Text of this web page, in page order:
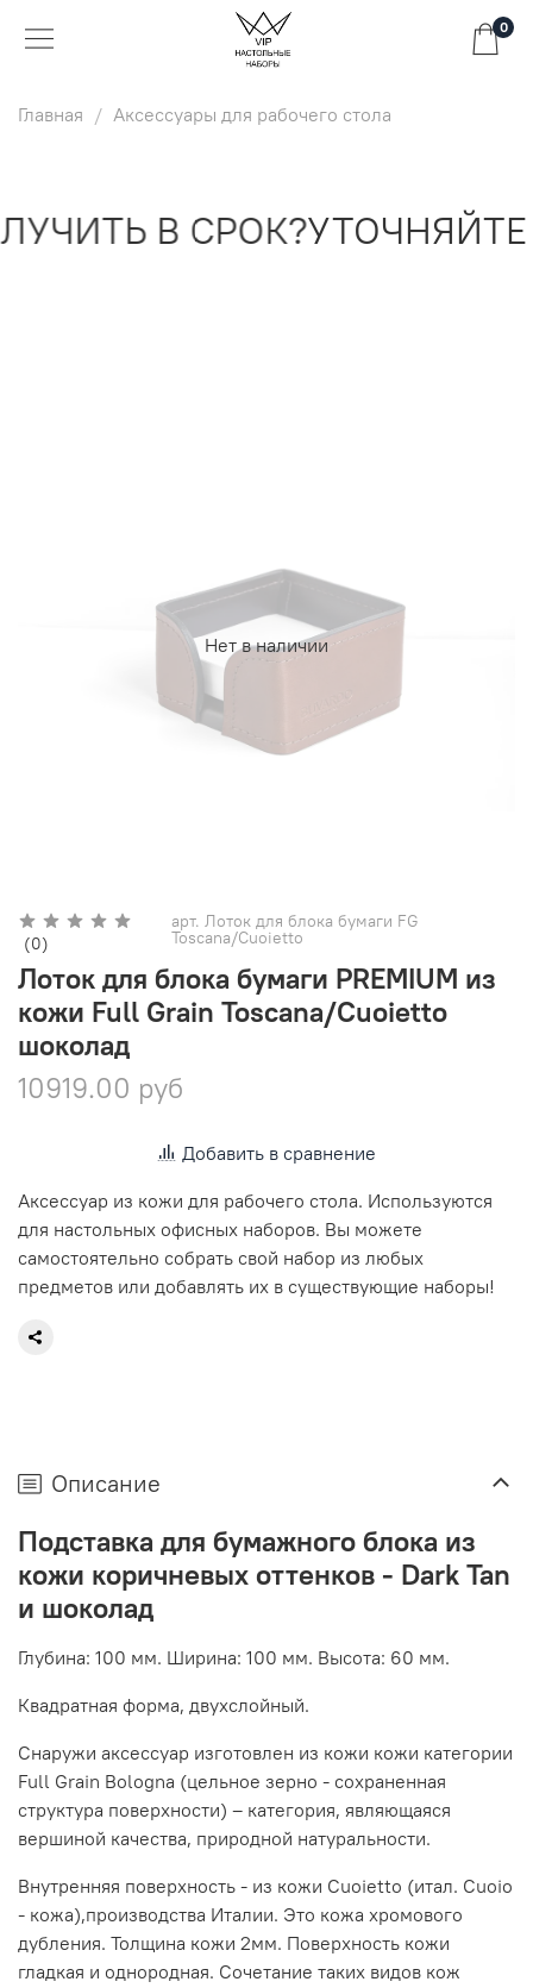
0
Главная Аксессуары для рабочего стола
В СРОК?УТОЧНЯЙТЕ
Нет в наличии
(0)
арт. Лоток для блока бумаги FG
Toscana/Cuoietto
Лоток для блока бумаги PREMIUM из
кожи Full Grain Toscana/Cuoietto
шоколад
10919.00 руб
Добавить в сравнение
Аксессуар из кожи для рабочего стола. Используются
для настольных офисных наборов. Вы можете
самостоятельно собрать свой набор из любых
предметов или добавлять их в существующие наборы!
Описание
Подставка для бумажного блока из
кожи коричневых оттенков - Dark Tan
и шоколад
Глубина: 100 мм. Ширина: 100 мм. Высота: 60 мм.
Квадратная форма, двухслойный.
Снаружи аксессуар изготовлен из кожи кожи категории
Full Grain Bologna (цельное зерно - сохраненная
структура поверхности) – категория, являющаяся
вершиной качества, природной натуральности.
Внутренняя поверхность - из кожи Cuoietto (итал. Cuoio
- кожа),производства Италии. Это кожа хромового
дубления. Толщина кожи 2мм. Поверхность кожи
гладкая и однородная. Сочетание таких видов кож